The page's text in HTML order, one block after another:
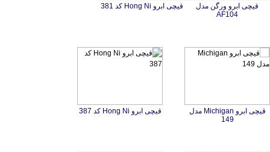
قیچی ابرو ورگن مدل
AF104
قیچی ابرو Hong Ni کد 381
قیچی ابرو Michigan مدل
149
قیچی ابرو Hong Ni کد 387